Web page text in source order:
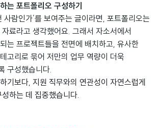
는 포트폴리오 구성하기
사람인가’를 보여주는 글이라면, 포트폴리오는
료라고 생각했어요. 그래서 자소서에서
는 프로젝트들을 전면에 배치하고, 유사한
고리로 묶어 저만의 업무 역량이 더욱
구성했습니다.
기보다, 지원 직무와의 연관성이 자연스럽게
하는 데 집중했습니다.